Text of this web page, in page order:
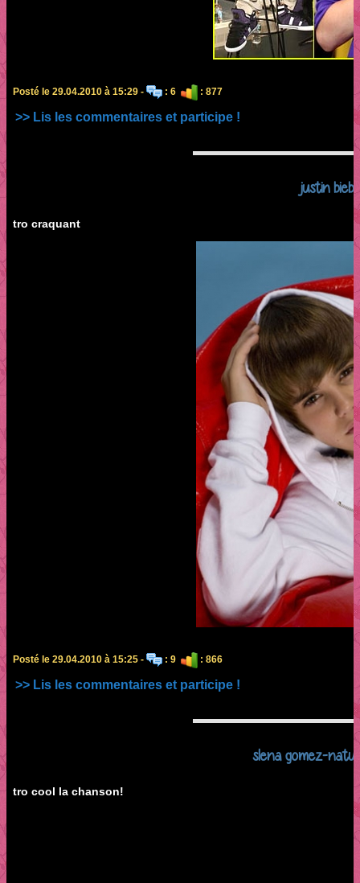
Posté le 29.04.2010 à 15:29 - : 6 : 877
>> Lis les commentaires et participe !
justin
tro craquant
Posté le 29.04.2010 à 15:25 - : 9 : 866
>> Lis les commentaires et participe !
slena gomez-
tro cool la chanson!